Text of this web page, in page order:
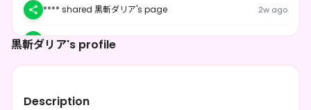
黒斬ダリア's profile
Description
**** shared 黒斬ダリア's page 2w ago
**** shared 黒斬ダリア's page
**** followed 黒斬ダリア